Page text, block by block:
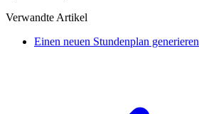
Verwandte Artikel
Einen neuen Stundenplan generieren